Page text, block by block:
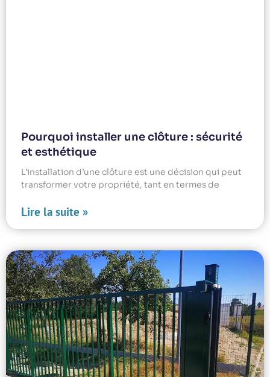
Pourquoi installer une clôture : sécurité
et esthétique
L’installation d’une clôture est une décision qui peut
transformer votre propriété, tant en termes de
Lire la suite »